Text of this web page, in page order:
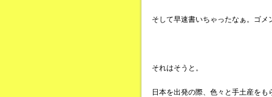
そして早速書いちゃったなぁ。ゴメ
それはそうと。
日本を出発の際、色々と手土産を